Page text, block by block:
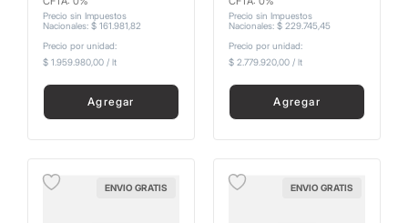
Precio sin Impuestos
Nacionales: $ 161 981 82
Precio por unidad:
$ 1.959.980,00/ lt
Agregar
Precio sin Impuestos
Nacionales: $ 22974545
Precio por unidad:
$ 2.779.920,00 / lt
Agregar
ENVIO GRATIS ENVIO GRATIS